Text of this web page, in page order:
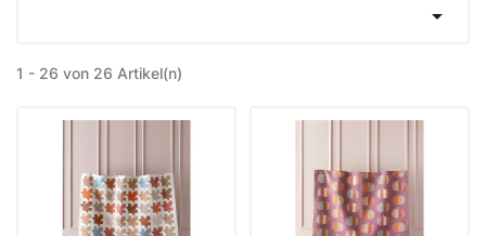

1 - 26 von 26 Artikel(n)